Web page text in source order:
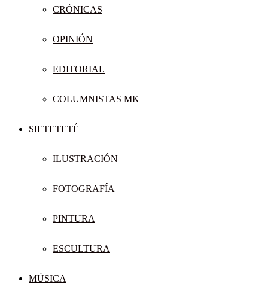
CRÓNICAS
OPINIÓN
EDITORIAL
COLUMNISTAS MK
SIETETETÉ
ILUSTRACIÓN
FOTOGRAFÍA
PINTURA
ESCULTURA
MÚSICA